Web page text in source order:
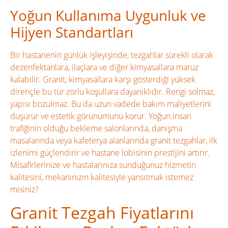
Yoğun Kullanıma Uygunluk ve
Hijyen Standartları
Bir hastanenin günlük işleyişinde, tezgahlar sürekli olarak
dezenfektanlara, ilaçlara ve diğer kimyasallara maruz
kalabilir. Granit, kimyasallara karşı gösterdiği yüksek
dirençle bu tür zorlu koşullara dayanıklıdır. Rengi solmaz,
yapısı bozulmaz. Bu da uzun vadede bakım maliyetlerini
düşürür ve estetik görünümünü korur. Yoğun insan
trafiğinin olduğu bekleme salonlarında, danışma
masalarında veya kafeterya alanlarında granit tezgahlar, ilk
izlenimi güçlendirir ve hastane lobisinin prestijini artırır.
Misafirlerinize ve hastalarınıza sunduğunuz hizmetin
kalitesini, mekanınızın kalitesiyle yansıtmak istemez
misiniz?
Granit Tezgah Fiyatlarını